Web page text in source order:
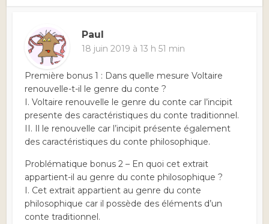
Paul
18 juin 2019 à 13 h 51 min
Première bonus 1 : Dans quelle mesure Voltaire
renouvelle-t-il le genre du conte ?
I. Voltaire renouvelle le genre du conte car l’incipit
presente des caractéristiques du conte traditionnel.
II. Il le renouvelle car l’incipit présente également
des caractéristiques du conte philosophique.
Problématique bonus 2 – En quoi cet extrait
appartient-il au genre du conte philosophique ?
I. Cet extrait appartient au genre du conte
philosophique car il possède des éléments d’un
conte traditionnel.